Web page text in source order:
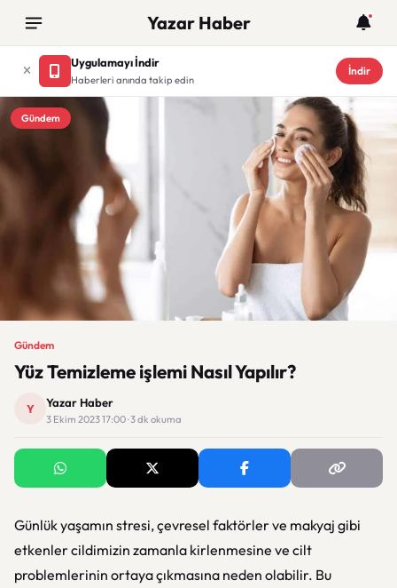
Yazar Haber
Uygulamayı İndir
Haberleri anında takip edin
İndir
Gündem
Gündem
Yüz Temizleme işlemi Nasıl Yapılır?
Y Yazar Haber
3 Ekim 2023 17:00 · 3 dk okuma
Günlük yaşamın stresi, çevresel faktörler ve makyaj gibi
etkenler cildimizin zamanla kirlenmesine ve cilt
problemlerinin ortaya çıkmasına neden olabilir. Bu